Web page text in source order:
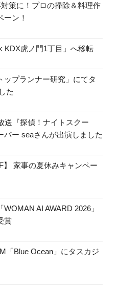
策に！プロの掃除＆料理作
ーン！
KDX虎ノ門1丁目」へ移転
ップランナー研究」にてタ
た
送『探偵！ナイトスクー
パー seaさんが出演しました
】 家事の夏休みキャンペー
AI AWARD 2026」
賞
「Blue Ocean」にタスカジ